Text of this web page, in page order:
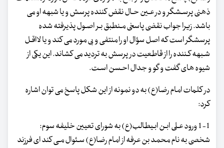
ذهنی پرسـشگر و در عـین حـال نقض کننده پرسش و یا شبهه او می
باشد. زیرا جواب نقضی پاسخی مـنطبق بـر اصـول پذیرفته شده
پرسشگر است که اصل سؤال او را منتفی و بی مورد می کند و یا لااقـل
شـبهه کـننده را از قاطعیت در پرسش به تردید می کشاند. این یکی از
شیوه های گفت و گو و جدال احـسن اسـت.
در کلمات امام رضا(ع) به دو نمونه از این شکل پاسخ می توان اشاره
کرد:
1-1 ورود عـلی ابـن ابـیطالب(ع) به شورای تعیین خلیفه سوم:
شخصی به نام محمد بن عرفه از امام رضا(ع) سـئوال مـی کند ای فرزند